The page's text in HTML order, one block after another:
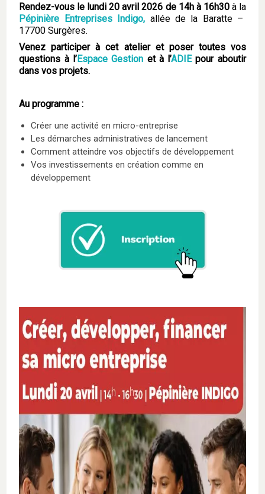
Rendez-vous le lundi 20 avril 2026 de 14h à 16h30 à la
Pépinière Entreprises Indigo, allée de la Baratte –
17700 Surgères.
Venez participer à cet atelier et poser toutes vos
questions à l’Espace Gestion et à l’ADIEpour aboutir
dans vos projets.
Au programme :
Créer une activité en micro-entreprise
Les démarches administratives de lancement
Comment atteindre vos objectifs de développement
Vos investissements en création comme en
développement